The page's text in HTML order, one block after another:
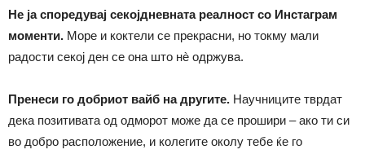
Не ја споредувај секојдневната реалност со Инстаграм
моменти. Море и коктели се прекрасни, но токму мали
радости секој ден се она што нè одржува.
Пренеси го добриот вайб на другите. Научниците тврдат
дека позитивата од одморот може да се прошири – ако ти си
во добро расположение, и колегите околу тебе ќе го